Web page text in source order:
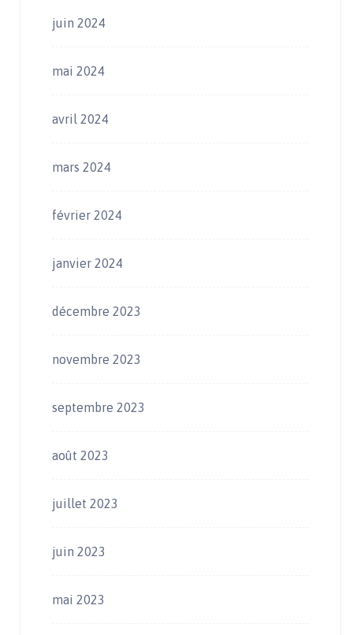
juin 2024
mai 2024
avril 2024
mars 2024
février 2024
janvier 2024
décembre 2023
novembre 2023
septembre 2023
août 2023
juillet 2023
juin 2023
mai 2023